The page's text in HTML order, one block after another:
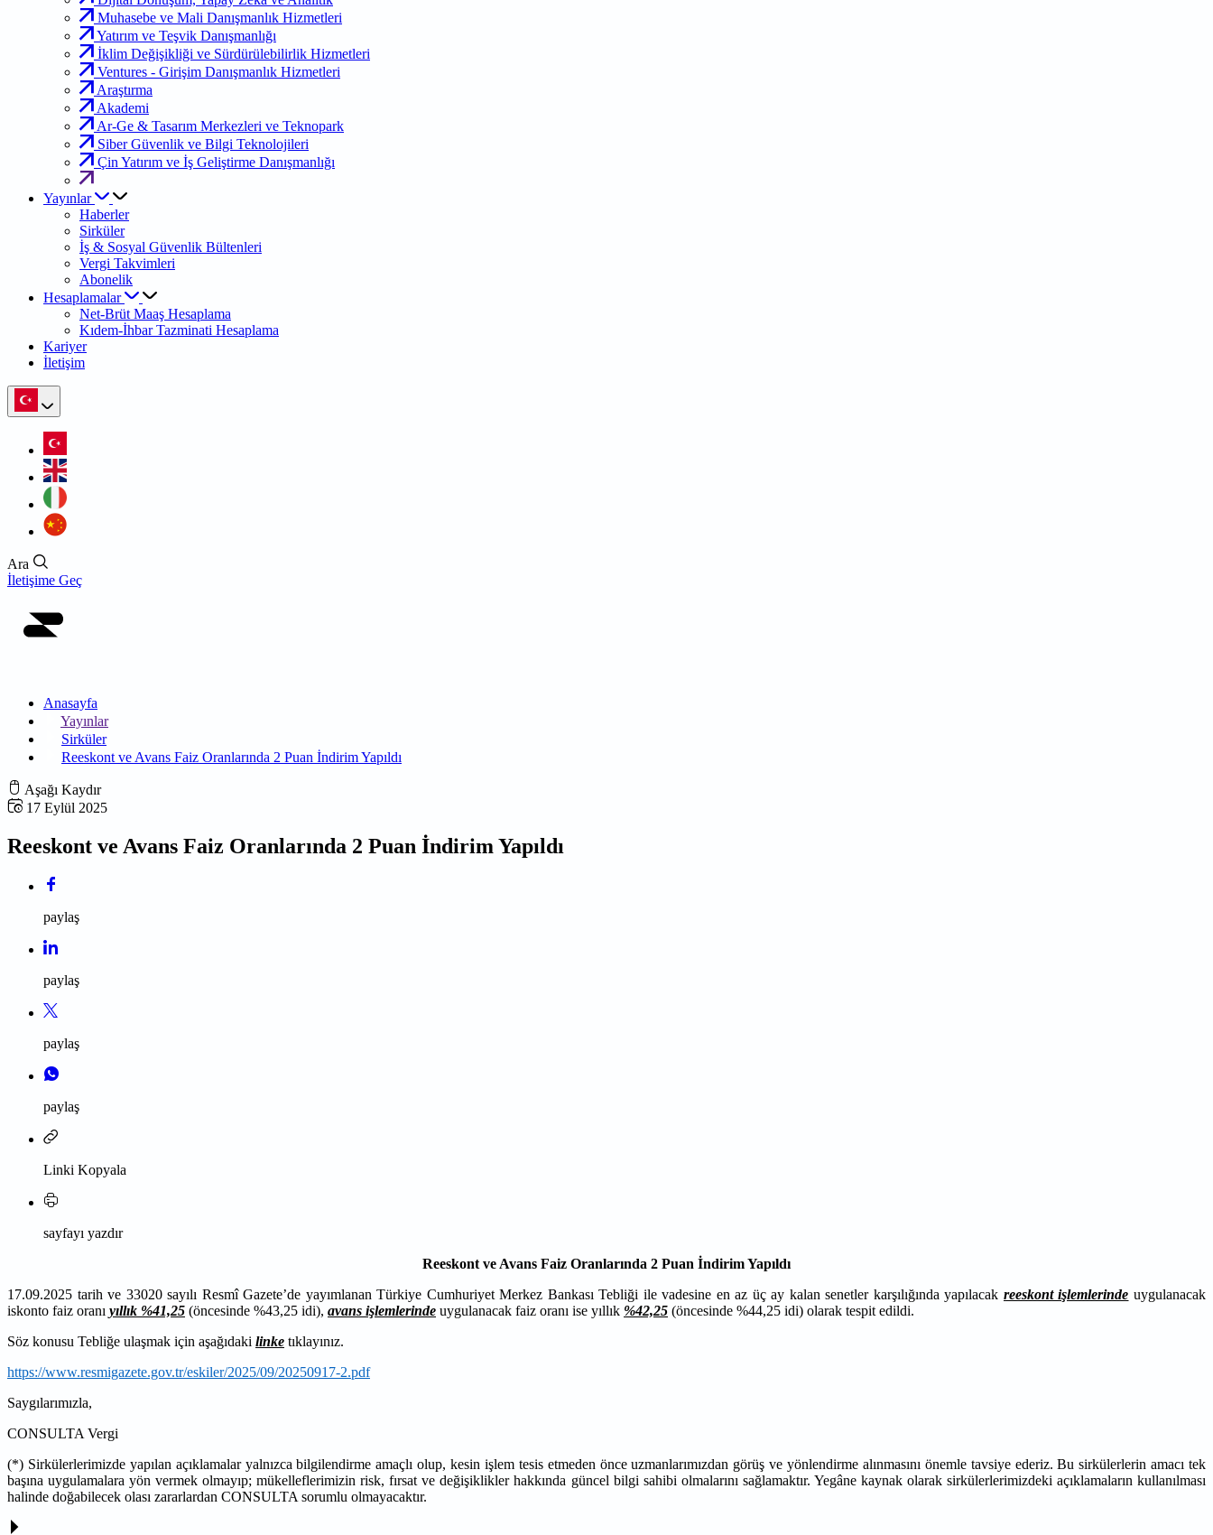
Muhasebe ve Mali Danışmanlık Hizmetleri
Yatırım ve Teşvik Danışmanlığı
İklim Değişikliği ve Sürdürülebilirlik Hizmetleri
Ventures - Girişim Danışmanlık Hizmetleri
Araştırma
Akademi
Ar-Ge & Tasarım Merkezleri ve Teknopark
Siber Güvenlik ve Bilgi Teknolojileri
Çin Yatırım ve İş Geliştirme Danışmanlığı
Yayınlar
Haberler
Sirküler
İş & Sosyal Güvenlik Bültenleri
Vergi Takvimleri
Abonelik
Hesaplamalar
Net-Brüt Maaş Hesaplama
Kıdem-İhbar Tazminati Hesaplama
Kariyer
İletişim
Ara
İletişime Geç
Anasayfa
Yayınlar
Sirküler
Reeskont ve Avans Faiz Oranlarında 2 Puan İndirim Yapıldı
Aşağı Kaydır
17 Eylül 2025
Reeskont ve Avans Faiz Oranlarında 2 Puan İndirim Yapıldı
paylaş
paylaş
paylaş
paylaş
Linki Kopyala
sayfayı yazdır
Reeskont ve Avans Faiz Oranlarında 2 Puan İndirim Yapıldı
17.09.2025 tarih ve 33020 sayılı Resmî Gazete’de yayımlanan Türkiye Cumhuriyet Merkez Bankası Tebliği ile vadesine en az üç ay kalan senetler karşılığında yapılacak reeskont işlemlerinde uygulanacak
iskonto faiz oranı yıllık %41,25 (öncesinde %43,25 idi), avans işlemlerinde uygulanacak faiz oranı ise yıllık %42,25 (öncesinde %44,25 idi) olarak tespit edildi.
Söz konusu Tebliğe ulaşmak için aşağıdaki linke tıklayınız.
https://www.resmigazete.gov.tr/eskiler/2025/09/20250917-2.pdf
Saygılarımızla,
CONSULTA Vergi
(*) Sirkülerlerimizde yapılan açıklamalar yalnızca bilgilendirme amaçlı olup, kesin işlem tesis etmeden önce uzmanlarımızdan görüş ve yönlendirme alınmasını önemle tavsiye ederiz. Bu sirkülerlerin amacı tek
başına uygulamalara yön vermek olmayıp; mükelleflerimizin risk, fırsat ve değişiklikler hakkında güncel bilgi sahibi olmalarını sağlamaktır. Yegâne kaynak olarak sirkülerlerimizdeki açıklamaların kullanılması
halinde doğabilecek olası zararlardan CONSULTA sorumlu olmayacaktır.